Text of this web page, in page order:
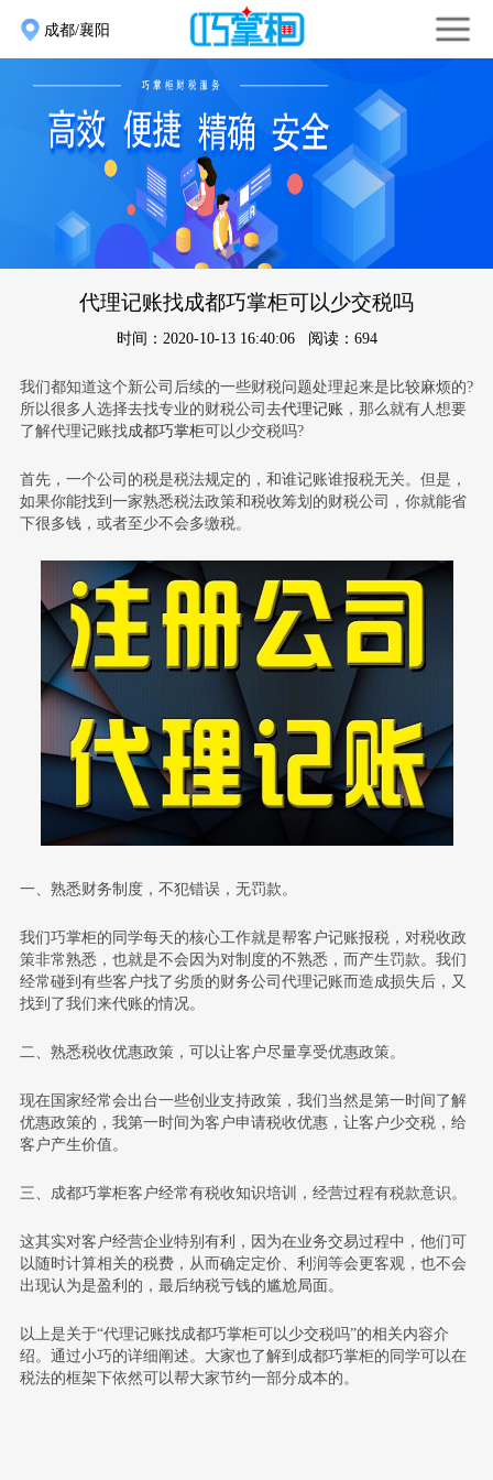
成都/襄阳
代理记账找成都巧掌柜可以少交税吗
时间：2020-10-13 16:40:06 阅读：694
我们都知道这个新公司后续的一些财税问题处理起来是比较麻烦的?
所以很多人选择去找专业的财税公司去代理记账 ，那么就有人想要
了解代理记账找成都巧掌柜可以少交税吗?
首先，一个公司的税是税法规定的，和谁记账谁报税无关。但是，
如果你能找到一家熟悉税法政策和税收筹划的财税公司，你就能省
下很多钱，或者至少不会多缴税。
一、熟悉财务制度，不犯错误，无罚款。
我们巧掌柜的同学每天的核心工作就是帮客户记账报税，对税收政
策非常熟悉，也就是不会因为对制度的不熟悉，而产生罚款。我们
经常碰到有些客户找了劣质的财务公司代理记账而造成损失后，又
找到了我们来代账的情况。
二、熟悉税收优惠政策，可以让客户尽量享受优惠政策。
现在国家经常会出台一些创业支持政策，我们当然是第一时间了解
优惠政策的，我第一时间为客户申请税收优惠，让客户少交税，给
客户产生价值。
三、成都巧掌柜客户经常有税收知识培训，经营过程有税款意识。
这其实对客户经营企业特别有利，因为在业务交易过程中，他们可
以随时计算相关的税费，从而确定定价、利润等会更客观，也不会
出现认为是盈利的，最后纳税亏钱的尴尬局面。
以上是关于“代理记账找成都巧掌柜可以少交税吗”的相关内容介
绍。通过小巧的详细阐述。大家也了解到成都巧掌柜的同学可以在
税法的框架下依然可以帮大家节约一部分成本的。